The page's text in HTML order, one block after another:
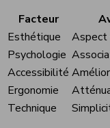
Facteur
Esthétique
Aspect
Psychologie
Accessibilité
Ergonomie
Technique